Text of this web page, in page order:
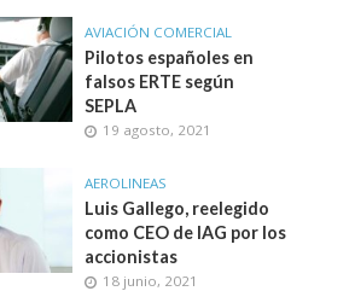
AVIACIÓN COMERCIAL
Pilotos españoles en
falsos ERTE según
SEPLA
19 agosto, 2021
AEROLINEAS
Luis Gallego, reelegido
como CEO de IAG por los
accionistas
18 junio, 2021